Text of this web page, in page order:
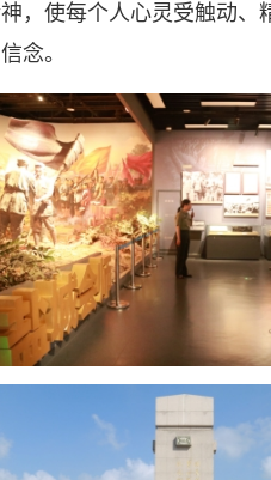
，使每个人心灵受触动、
念。